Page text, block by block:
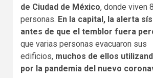
de Ciudad de México, donde viven
personas. En la capital, la alerta
antes de que el temblor fuera
que varias personas evacuaron sus
edificios, muchos de ellos
por la pandemia del nuevo